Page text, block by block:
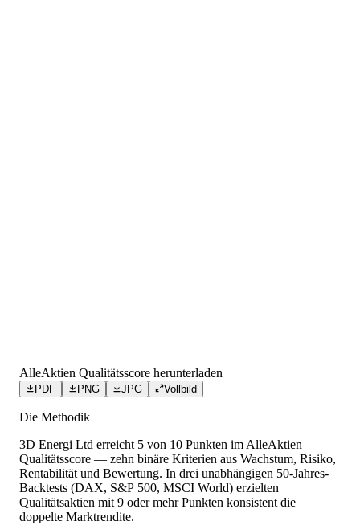
AlleAktien Qualitätsscore herunterladen
PDF PNG JPG Vollbild
Die Methodik
3D Energi Ltd erreicht 5 von 10 Punkten im AlleAktien
Qualitätsscore — zehn binäre Kriterien aus Wachstum, Risiko,
Rentabilität und Bewertung. In drei unabhängigen 50-Jahres-
Backtests (DAX, S&P 500, MSCI World) erzielten
Qualitätsaktien mit 9 oder mehr Punkten konsistent die
doppelte Marktrendite.